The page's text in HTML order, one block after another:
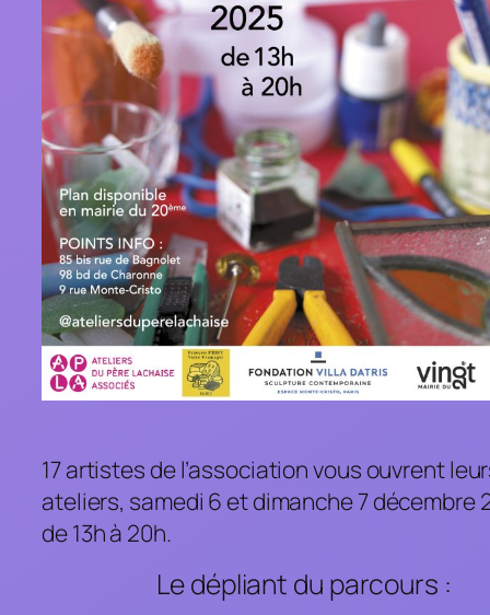
17 artistes de l’association vous ouvrent
ateliers, samedi 6 et dimanche 7 décembre
de 13h à 20h.
Le dépliant du parcours :